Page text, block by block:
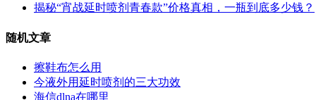
揭秘“宵战延时喷剂青春款”价格真相，一瓶到底多少钱？
随机文章
擦鞋布怎么用
今液外用延时喷剂的三大功效
海信dlna在哪里